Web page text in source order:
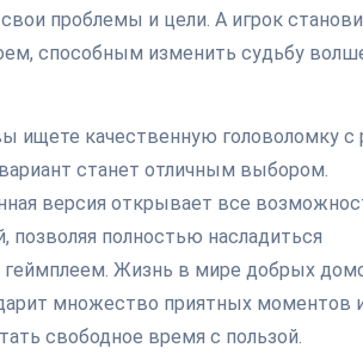
проблемы и цели. А игрок
способным изменить судьбу
ищете качественную головоломку с
станет отличным выбором.
версия открывает все
позволяя полностью насладиться
геймплеем. Жизнь в мире добрых
множество приятных моментов
свободное время с пользой.